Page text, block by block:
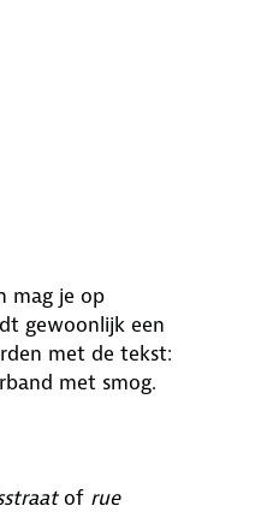
mag je op
gewoonlijk een
met de tekst:
met smog.
of rue